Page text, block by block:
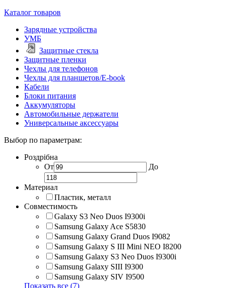
Каталог товаров
Зарядные устройства
УМБ
Защитные стекла
Защитные пленки
Чехлы для телефонов
Чехлы для планшетов/E-book
Кабели
Блоки питания
Аккумуляторы
Автомобильные держатели
Универсальные аксессуары
Выбор по параметрам:
Роздрібна
От
До
Материал
Пластик, металл
Совместимость
Galaxy S3 Neo Duos I9300i
Samsung Galaxy Ace S5830
Samsung Galaxy Grand Duos I9082
Samsung Galaxy S III Mini NEO I8200
Samsung Galaxy S3 Neo Duos I9300i
Samsung Galaxy SIII I9300
Samsung Galaxy SIV I9500
Показать все (7)